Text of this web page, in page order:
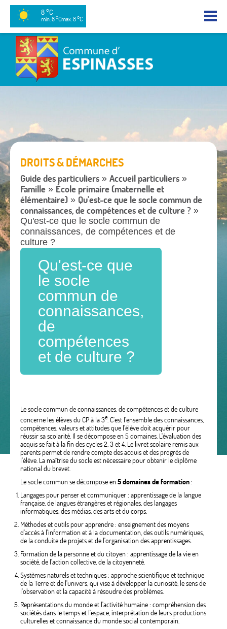
8 °C
min: 8 °Cmax: 8 °C
DROITS & DÉMARCHES
Guide des particuliers » Accueil particuliers »
Famille » École primaire (maternelle et
élémentaire) » Qu'est-ce que le socle commun de
connaissances, de compétences et de culture ? »
Qu'est-ce que le socle commun de
connaissances, de compétences et de
culture ?
Qu'est-ce que
le socle
commun de
connaissances,
de
compétences
et de culture ?
Le socle commun de connaissances, de compétences et de culture
concerne les élèves du CP à la 3e. C'est l'ensemble des connaissances,
compétences, valeurs et attitudes que l'élève doit acquérir pour
réussir sa scolarité. Il se décompose en 5 domaines. L'évaluation des
acquis se fait à la fin des cycles 2, 3 et 4. Le livret scolaire remis aux
parents permet de rendre compte des acquis et des progrès de
l'élève. La maîtrise du socle est nécessaire pour obtenir le diplôme
national du brevet.
Le socle commun se décompose en5 domaines de formation :
Langages pour penser et communiquer : apprentissage de la langue
française, de langues étrangères et régionales, des langages
informatiques, des médias, des arts et du corps.
Méthodes et outils pour apprendre : enseignement des moyens
d'accès à l'information et à la documentation, des outils numériques,
de la conduite de projets et de l'organisation des apprentissages.
Formation de la personne et du citoyen : apprentissage de la vie en
société, de l'action collective, de la citoyenneté.
Systèmes naturels et techniques : approche scientifique et technique
de la Terre et de l'univers, qui vise à développer la curiosité, le sens de
l'observation et la capacité à résoudre des problèmes.
Représentations du monde et l'activité humaine : compréhension des
sociétés dans le temps et l'espace, interprétation de leurs productions
culturelles et connaissance du monde social contemporain.